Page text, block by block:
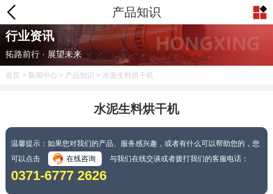
产品知识
行业资讯
拓路前行 · 展望未来
首页 > 新闻中心> 产品知识 > 水泥生料烘干机
水泥生料烘干机
温馨提示：如果您对我们的产品、服务感兴趣，或者有什么可以帮助您的，您
可以点击
在线咨询 与我们在线交谈或者拨打我们的客服电话：
0371-6777 2626